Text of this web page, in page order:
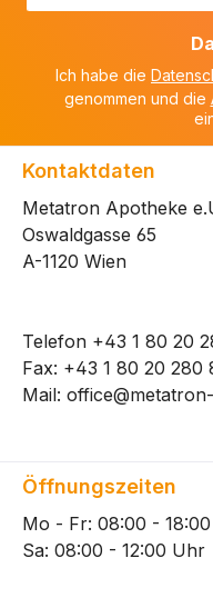
Ich habe die
genommen und die
Kontaktdaten
Metatron Apotheke
Oswaldgasse 65
A-1120 Wien
Telefon +43 1 80 20
Fax: +43 1 80 20 280
Mail:
Öffnungszeiten
Mo - Fr: 08:00 -
Sa: 08:00 - 12:00 Uhr